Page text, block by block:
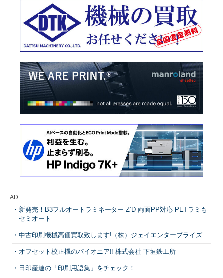
AD
新発売！B3フルオートラミネーター Z’D 両面PP対応 PETラミも
セミオート
中古印刷機械高価買取致します!（株）ジェイエンタープライズ
オフセット校正機のパイオニア!! 株式会社 下垣鉄工所
日印産連の「印刷用語集」をチェック！